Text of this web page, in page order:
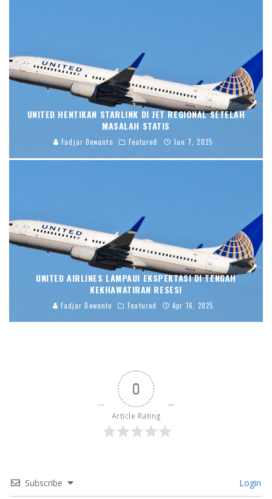
UNITED HENTIKAN STARLINK DI JET REGIONAL SETELAH
MASALAH STATIS
Fadjar Dewanto Featured Jun 7, 2025
UNITED AIRLINES LAMPAUI EKSPEKTASI DI TENGAH
KEKHAWATIRAN RESESI
Fadjar Dewanto Featured Apr 16, 2025
0
Article Rating
Subscribe Login